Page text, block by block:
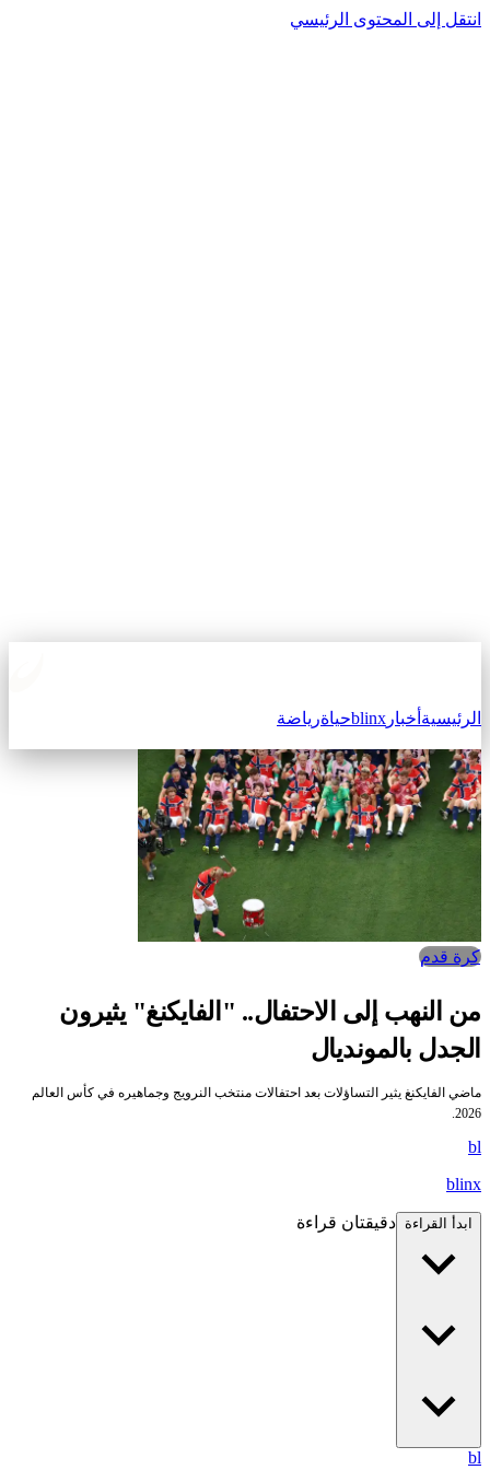
انتقل إلى المحتوى الرئيسي
الرئيسيةأخبارblinxحياةرياضة
كرة قدم
من النهب إلى الاحتفال.. "الفايكنغ" يثيرون
الجدل بالمونديال
ماضي الفايكنغ يثير التساؤلات بعد احتفالات منتخب النرويج وجماهيره في كأس العالم
2026.
bl
blinx
ابدأ القراءة دقيقتان قراءة
bl